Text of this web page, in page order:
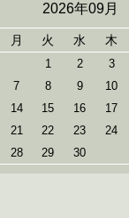
2026年09月
月 火 水 木
1 2 3
7 8 9 10
14 15 16 17
21 22 23 24
28 29 30